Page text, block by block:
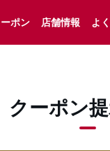
ポン 店舗情報 よ
クーポン